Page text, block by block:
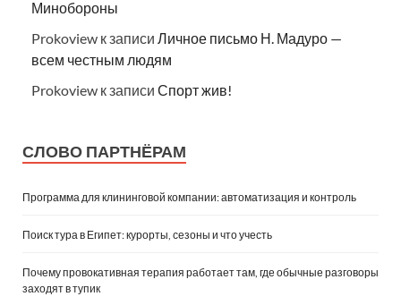
Минобороны
Prokoview к записи Личное письмо Н. Мадуро —
всем честным людям
Prokoview к записи Спорт жив!
СЛОВО ПАРТНЁРАМ
Программа для клининговой компании: автоматизация и контроль
Поиск тура в Египет: курорты, сезоны и что учесть
Почему провокативная терапия работает там, где обычные разговоры
заходят в тупик